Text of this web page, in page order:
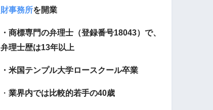
財事務所を開業
・商標専門の弁理士（登録番号18043）で、
弁理士歴は13年以上
・米国テンプル大学ロースクール卒業
・ 業界内では比較的若手の40歳